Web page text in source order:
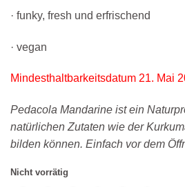
· funky, fresh und erfrischend
· vegan
Mindesthaltbarkeitsdatum 21. Mai
Pedacola Mandarine ist ein
natürlichen Zutaten wie der
bilden können. Einfach vor dem
Nicht vorrätig